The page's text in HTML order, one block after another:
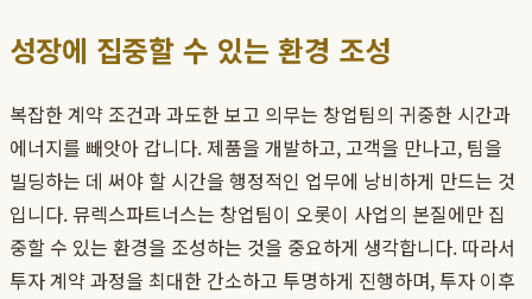
성장에 집중할 수 있는 환경 조성
복잡한 계약 조건과 과도한 보고 의무는 창업팀의 귀중한 시간과
에너지를 빼앗아 갑니다. 제품을 개발하고, 고객을 만나고, 팀을
빌딩하는 데 써야 할 시간을 행정적인 업무에 낭비하게 만드는 것
입니다. 뮤렉스파트너스는 창업팀이 오롯이 사업의 본질에만 집
중할 수 있는 환경을 조성하는 것을 중요하게 생각합니다. 따라서
투자 계약 과정을 최대한 간소하고 투명하게 진행하며, 투자 이후